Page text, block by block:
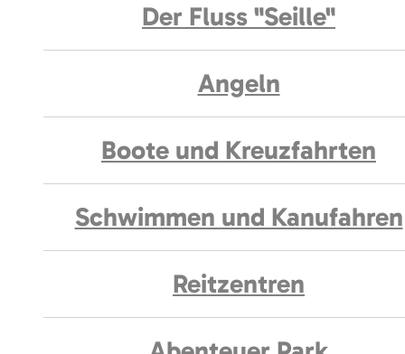
Der Fluss "Seille"
Angeln
Boote und Kreuzfahrten
Schwimmen und Kanufahren
Reitzentren